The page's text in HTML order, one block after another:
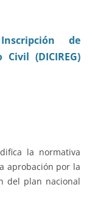
de
(DICIREG)
la normativa
aprobación por la
del plan nacional